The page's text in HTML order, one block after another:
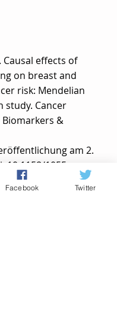
Causal effects of
on breast and
risk: Mendelian
study. Cancer
Biomarkers &
am 2.
10.1158/1055-
Facebook Twitter